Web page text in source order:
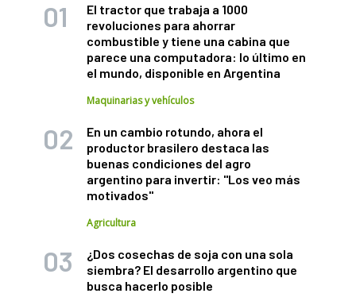
El tractor que trabaja a 1000
revoluciones para ahorrar
combustible y tiene una cabina que
parece una computadora: lo último en
el mundo, disponible en Argentina
Maquinarias y vehículos
En un cambio rotundo, ahora el
productor brasilero destaca las
buenas condiciones del agro
argentino para invertir: "Los veo más
motivados"
Agricultura
¿Dos cosechas de soja con una sola
siembra? El desarrollo argentino que
busca hacerlo posible